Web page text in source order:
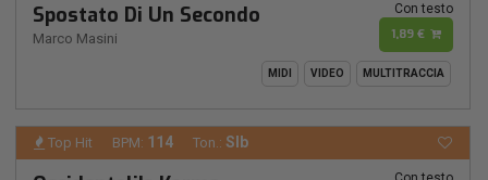
Spostato Di Un Secondo
Marco Masini
Con testo
1,89 €
MIDI VIDEO MULTITRACCIA
Top Hit BPM: 114 Ton.: SIb